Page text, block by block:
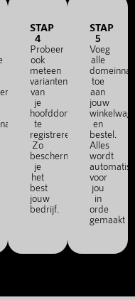
STAP
4
Probeer
ook
meteen
varianten
van
je
hoofddomein
te
registreren.
Zo
bescherm
je
het
best
jouw
bedrijf.
STAP
5
Voeg
alle
toe
aan
jouw
en
bestel.
Alles
wordt
voor
jou
in
orde
gemaakt